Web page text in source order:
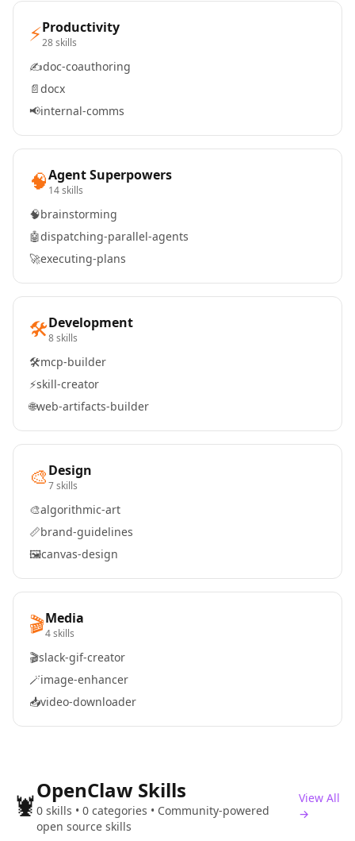
⚡Productivity
28 skills
✍️doc-coauthoring
📄docx
📢internal-comms
🧠Agent Superpowers
14 skills
🧠brainstorming
🤖dispatching-parallel-agents
🚀executing-plans
🛠️Development
8 skills
🛠️mcp-builder
⚡skill-creator
🌐web-artifacts-builder
🎨Design
7 skills
🎨algorithmic-art
📏brand-guidelines
🖼️canvas-design
🎬Media
4 skills
🎬slack-gif-creator
🪄image-enhancer
📥video-downloader
🦞OpenClaw Skills
0 skills • 0 categories • Community-powered
open source skills
View All
→